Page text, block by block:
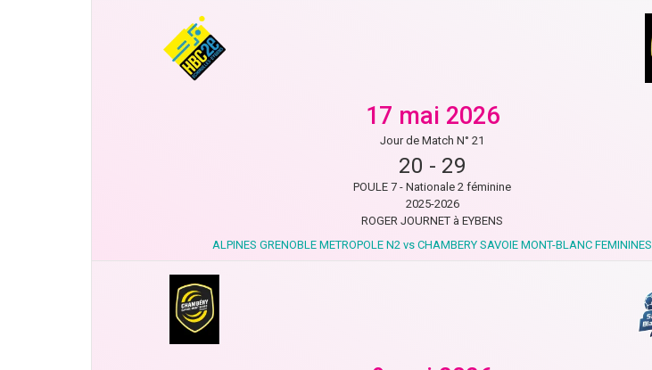
17 mai 2026
Jour de Match N° 21
20 - 29
POULE 7 - Nationale 2 féminine
2025-2026
ROGER JOURNET à EYBENS
ALPINES GRENOBLE METROPOLE N2 vs CHAMBERY SAVOIE MONT-BLANC FEMININES